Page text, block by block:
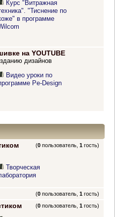
Курс "Витражная
"Тиснение по
в программе
на YOUTUBE
дизайнов
Видео уроки по
Pe-Design
(0 пользователь,1 гость)
Творческая
(0 пользователь,1 гость)
(0 пользователь,1 гость)